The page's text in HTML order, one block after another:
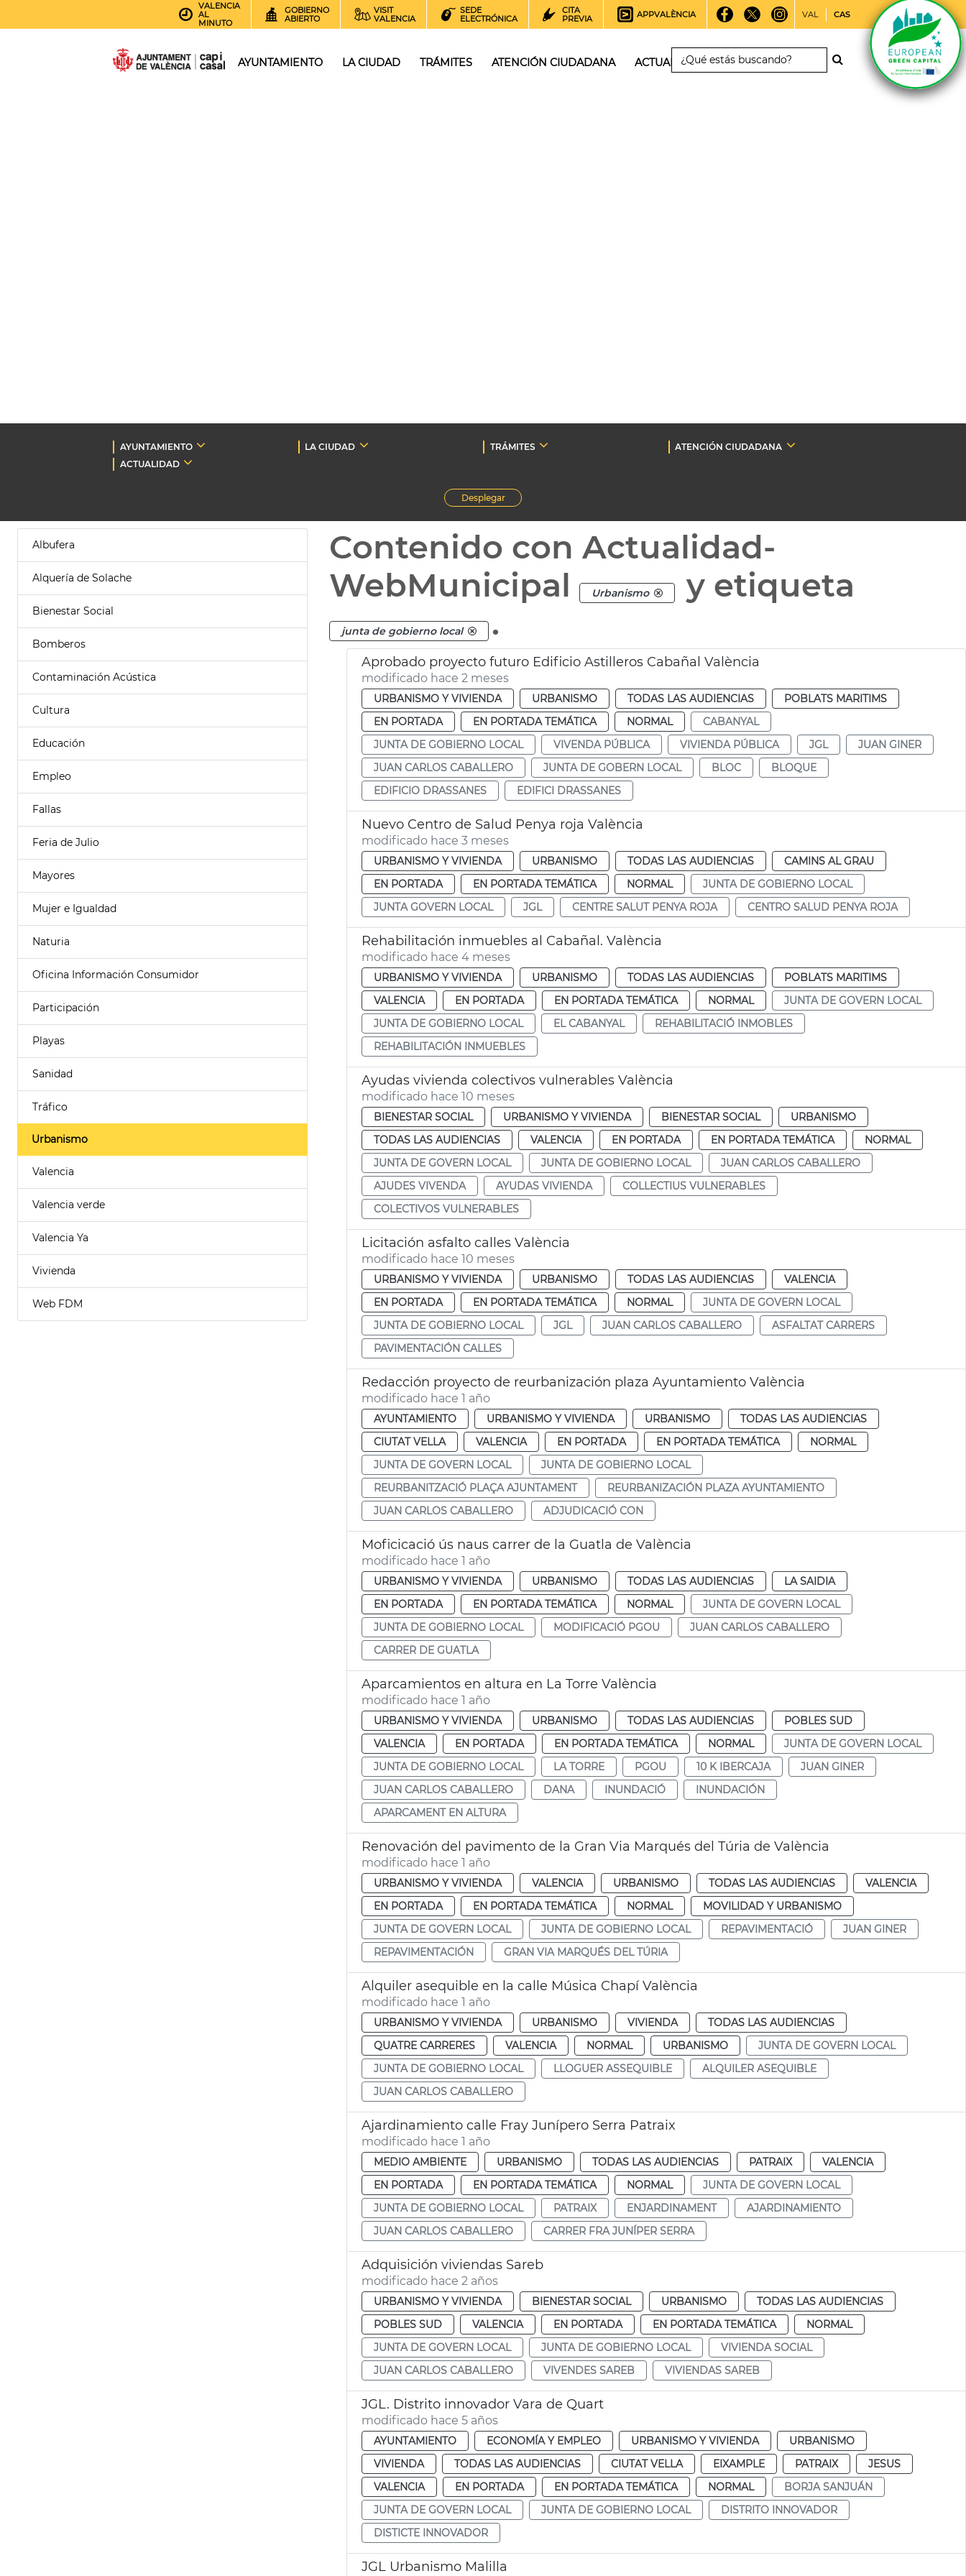
VALENCIA
AL
MINUTO
GOBIERNO
ABIERTO
VISIT
VALENCIA
SEDE
ELECTRÓNICA
CITA
PREVIA
APPVALÈNCIA VAL CAS
AYUNTAMIENTO LA CIUDAD TRÁMITES ATENCIÓN CIUDADANA ACTUALIDAD
AYUNTAMIENTO LA CIUDAD TRÁMITES
ATENCIÓN CIUDADANA
ACTUALIDAD
Desplegar
Albufera
Alquería de Solache
Bienestar Social
Bomberos
Contaminación Acústica
Cultura
Educación
Empleo
Fallas
Feria de Julio
Mayores
Mujer e Igualdad
Naturia
Oficina Información Consumidor
Participación
Playas
Sanidad
Tráfico
Urbanismo
Valencia
Valencia verde
Valencia Ya
Vivienda
Web FDM
Contenido con Actualidad-
WebMunicipal
Urbanismo y etiqueta
junta de gobierno local .
Aprobado proyecto futuro Edificio Astilleros Cabañal València
modificado hace 2 meses
URBANISMO Y VIVIENDA URBANISMO TODAS LAS AUDIENCIAS
POBLATS MARITIMS
EN PORTADA
EN PORTADA TEMÁTICA NORMAL
CABANYAL
JUNTA DE GOBIERNO LOCAL
VIVENDA PÚBLICA VIVIENDA PÚBLICA JGL
JUAN GINER
JUAN CARLOS CABALLERO
JUNTA DE GOBERN LOCAL BLOC
BLOQUE
EDIFICIO DRASSANES
EDIFICI DRASSANES
Nuevo Centro de Salud Penya roja València
modificado hace 3 meses
URBANISMO Y VIVIENDA URBANISMO TODAS LAS AUDIENCIAS
CAMINS AL GRAU
EN PORTADA
EN PORTADA TEMÁTICA NORMAL
JUNTA DE GOBIERNO LOCAL
JUNTA GOVERN LOCAL
JGL CENTRE SALUT PENYA ROJA CENTRO SALUD PENYA ROJA
Rehabilitación inmuebles al Cabañal. València
modificado hace 4 meses
URBANISMO Y VIVIENDA URBANISMO TODAS LAS AUDIENCIAS
POBLATS MARITIMS
VALENCIA
EN PORTADA EN PORTADA TEMÁTICA NORMAL
JUNTA DE GOVERN LOCAL
JUNTA DE GOBIERNO LOCAL
EL CABANYAL
REHABILITACIÓ INMOBLES
REHABILITACIÓN INMUEBLES
Ayudas vivienda colectivos vulnerables València
modificado hace 10 meses
BIENESTAR SOCIAL URBANISMO Y VIVIENDA BIENESTAR SOCIAL
URBANISMO
TODAS LAS AUDIENCIAS
VALENCIA EN PORTADA EN PORTADA TEMÁTICA
NORMAL
JUNTA DE GOVERN LOCAL
JUNTA DE GOBIERNO LOCAL
JUAN CARLOS CABALLERO
AJUDES VIVENDA
AYUDAS VIVIENDA
COLLECTIUS VULNERABLES
COLECTIVOS VULNERABLES
Licitación asfalto calles València
modificado hace 10 meses
URBANISMO Y VIVIENDA URBANISMO TODAS LAS AUDIENCIAS
VALENCIA
EN PORTADA
EN PORTADA TEMÁTICA NORMAL
JUNTA DE GOVERN LOCAL
JUNTA DE GOBIERNO LOCAL
JGL JUAN CARLOS CABALLERO
ASFALTAT CARRERS
PAVIMENTACIÓN CALLES
Redacción proyecto de reurbanización plaza Ayuntamiento València
modificado hace 1 año
AYUNTAMIENTO URBANISMO Y VIVIENDA URBANISMO
TODAS LAS AUDIENCIAS
CIUTAT VELLA
VALENCIA EN PORTADA EN PORTADA TEMÁTICA
NORMAL
JUNTA DE GOVERN LOCAL
JUNTA DE GOBIERNO LOCAL
REURBANITZACIÓ PLAÇA AJUNTAMENT
REURBANIZACIÓN PLAZA AYUNTAMIENTO
JUAN CARLOS CABALLERO
ADJUDICACIÓ CON
Moficicació ús naus carrer de la Guatla de València
modificado hace 1 año
URBANISMO Y VIVIENDA URBANISMO TODAS LAS AUDIENCIAS
LA SAIDIA
EN PORTADA
EN PORTADA TEMÁTICA NORMAL
JUNTA DE GOVERN LOCAL
JUNTA DE GOBIERNO LOCAL
MODIFICACIÓ PGOU
JUAN CARLOS CABALLERO
CARRER DE GUATLA
Aparcamientos en altura en La Torre València
modificado hace 1 año
URBANISMO Y VIVIENDA URBANISMO TODAS LAS AUDIENCIAS
POBLES SUD
VALENCIA
EN PORTADA EN PORTADA TEMÁTICA NORMAL
JUNTA DE GOVERN LOCAL
JUNTA DE GOBIERNO LOCAL
LA TORRE PGOU 10 K IBERCAJA
JUAN GINER
JUAN CARLOS CABALLERO
DANA INUNDACIÓ
INUNDACIÓN
APARCAMENT EN ALTURA
Renovación del pavimento de la Gran Via Marqués del Túria de València
modificado hace 1 año
URBANISMO Y VIVIENDA VALENCIA URBANISMO TODAS LAS AUDIENCIAS
VALENCIA
EN PORTADA
EN PORTADA TEMÁTICA NORMAL
MOVILIDAD Y URBANISMO
JUNTA DE GOVERN LOCAL
JUNTA DE GOBIERNO LOCAL REPAVIMENTACIÓ
JUAN GINER
REPAVIMENTACIÓN
GRAN VIA MARQUÉS DEL TÚRIA
Alquiler asequible en la calle Música Chapí València
modificado hace 1 año
URBANISMO Y VIVIENDA URBANISMO VIVIENDA
TODAS LAS AUDIENCIAS
QUATRE CARRERES
VALENCIA NORMAL URBANISMO
JUNTA DE GOVERN LOCAL
JUNTA DE GOBIERNO LOCAL
LLOGUER ASSEQUIBLE
ALQUILER ASEQUIBLE
JUAN CARLOS CABALLERO
Ajardinamiento calle Fray Junípero Serra Patraix
modificado hace 1 año
MEDIO AMBIENTE URBANISMO TODAS LAS AUDIENCIAS PATRAIX
VALENCIA
EN PORTADA
EN PORTADA TEMÁTICA NORMAL
JUNTA DE GOVERN LOCAL
JUNTA DE GOBIERNO LOCAL
PATRAIX ENJARDINAMENT
AJARDINAMIENTO
JUAN CARLOS CABALLERO
CARRER FRA JUNÍPER SERRA
Adquisición viviendas Sareb
modificado hace 2 años
URBANISMO Y VIVIENDA BIENESTAR SOCIAL URBANISMO
TODAS LAS AUDIENCIAS
POBLES SUD
VALENCIA EN PORTADA EN PORTADA TEMÁTICA
NORMAL
JUNTA DE GOVERN LOCAL
JUNTA DE GOBIERNO LOCAL
VIVIENDA SOCIAL
JUAN CARLOS CABALLERO
VIVENDES SAREB VIVIENDAS SAREB
JGL. Distrito innovador Vara de Quart
modificado hace 5 años
AYUNTAMIENTO ECONOMÍA Y EMPLEO URBANISMO Y VIVIENDA
URBANISMO
VIVIENDA
TODAS LAS AUDIENCIAS CIUTAT VELLA EIXAMPLE PATRAIX
JESUS
VALENCIA
EN PORTADA EN PORTADA TEMÁTICA NORMAL
BORJA SANJUÁN
JUNTA DE GOVERN LOCAL
JUNTA DE GOBIERNO LOCAL
DISTRITO INNOVADOR
DISTICTE INNOVADOR
JGL Urbanismo Malilla